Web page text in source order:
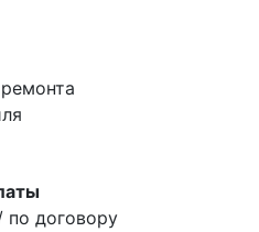
по договору